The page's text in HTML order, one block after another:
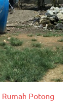
Rumah Potong